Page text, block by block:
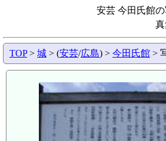
安芸 今田氏館の
TOP> 城 > (安芸/広島) > 今田氏館 >